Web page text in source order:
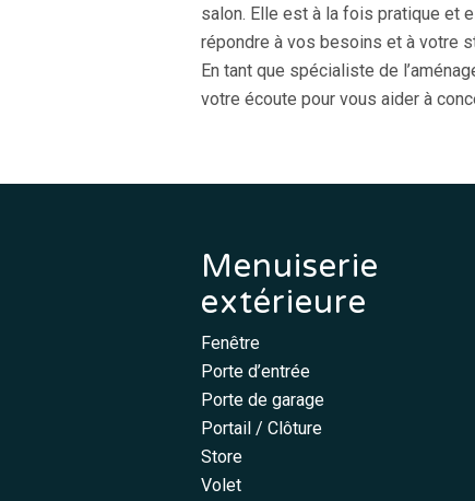
salon. Elle est à la fois pratique et
répondre à vos besoins et à votre
En tant que spécialiste de l’
votre écoute pour vous aider à
Menuiserie
extérieure
Fenêtre
Porte d’entrée
Porte de garage
Portail / Clôture
Store
Volet